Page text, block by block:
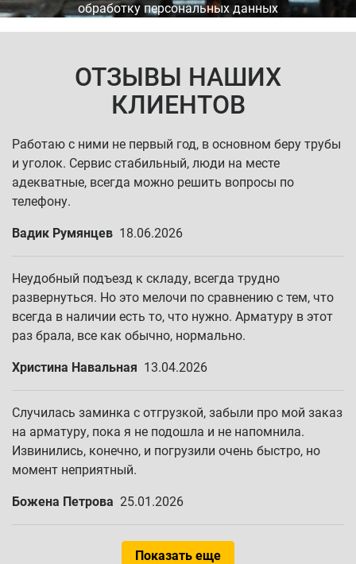
обработку персональных данных
ОТЗЫВЫ НАШИХ
КЛИЕНТОВ
Работаю с ними не первый год, в основном беру трубы
и уголок. Сервис стабильный, люди на месте
адекватные, всегда можно решить вопросы по
телефону.
Вадик Румянцев 18.06.2026
Неудобный подъезд к складу, всегда трудно
развернуться. Но это мелочи по сравнению с тем, что
всегда в наличии есть то, что нужно. Арматуру в этот
раз брала, все как обычно, нормально.
Христина Навальная 13.04.2026
Случилась заминка с отгрузкой, забыли про мой заказ
на арматуру, пока я не подошла и не напомнила.
Извинились, конечно, и погрузили очень быстро, но
момент неприятный.
Божена Петрова 25.01.2026
Показать еще